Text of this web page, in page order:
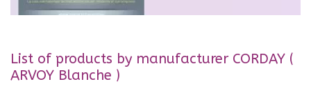
List of products by manufacturer CORDAY (
ARVOY Blanche )